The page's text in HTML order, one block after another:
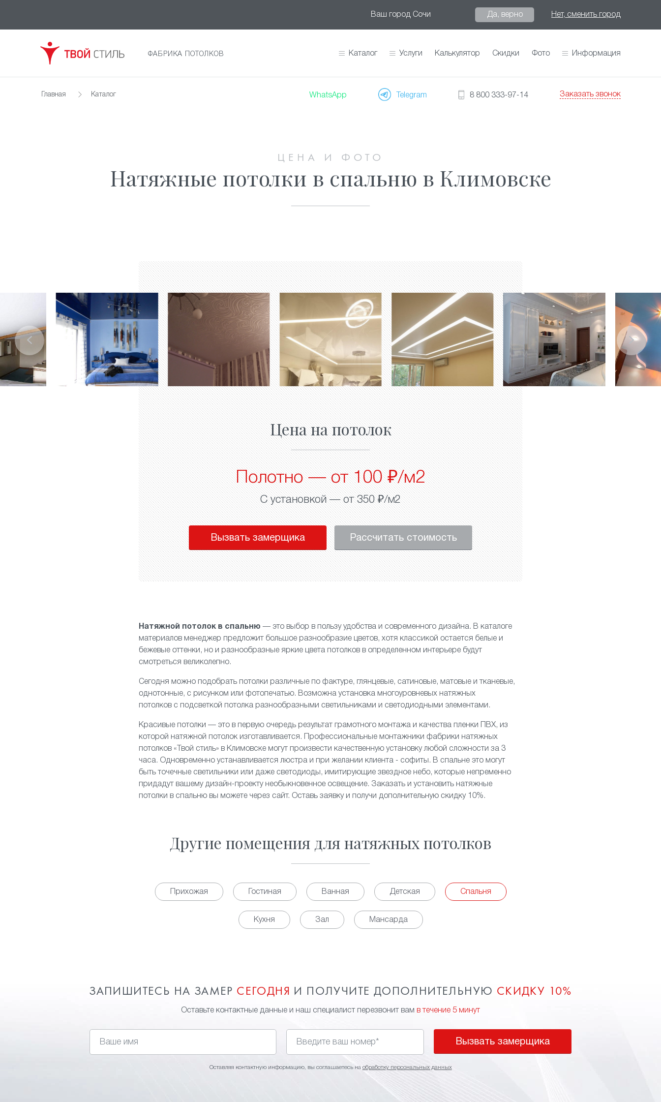
Ваш город Сочи Да, верно Нет, сменить город
ФАБРИКА ПОТОЛКОВ Каталог Услуги Калькулятор Скидки Фото Информация
Главная Каталог WhatsApp Telegram 8 800 333-97-14 Заказать звонок
ЦЕНА И ФОТО
Натяжные потолки в спальню в Климовске
Цена на потолок
Полотно — от 100 ₽/м2
С установкой — от 350 ₽/м2
Вызвать замерщика Рассчитать стоимость
Натяжной потолок в спальню — это выбор в пользу удобства и современного дизайна. В каталоге
материалов менеджер предложит большое разнообразие цветов, хотя классикой остается белые и
бежевые оттенки, но и разнообразные яркие цвета потолков в определенном интерьере будут
смотреться великолепно.
Сегодня можно подобрать потолки различные по фактуре, глянцевые, сатиновые, матовые итканевые,
однотонные, с рисунком или фотопечатью. Возможна установка многоуровневых натяжных
потолков с подсветкой потолка разнообразными светильниками и светодиодными элементами .
Красивые потолки — это в первую очередь результат грамотного монтажа и качества пленки ПВХ, из
которой натяжной потолок изготавливается. Профессиональные монтажники фабрики натяжных
потолков «Твой стиль» в Климовске могут произвести качественную установку любой сложности за 3
часа. Одновременно устанавливается люстра и при желании клиента - софиты. В спальне это могут
быть точечные светильники или даже светодиоды, имитирующие звездное небо, которые непременно
придадут вашему дизайн-проекту необыкновенное освещение. Заказать и установить натяжные
потолки в спальню вы можете через сайт. Оставь заявку и получи дополнительную скидку 10%.
Другие помещения для натяжных потолков
Прихожая Гостиная Ванная Детская Спальня
Кухня Зал Мансарда
ЗАПИШИТЕСЬ НА ЗАМЕР СЕГОДНЯ И ПОЛУЧИТЕ ДОПОЛНИТЕЛЬНУЮ СКИДКУ 10%
Оставьте контактные данные и наш специалист перезвонит вам в течение 5 минут
Вызвать замерщика
Оставляя контактную информацию, вы соглашаетесь на обработку персональных данных